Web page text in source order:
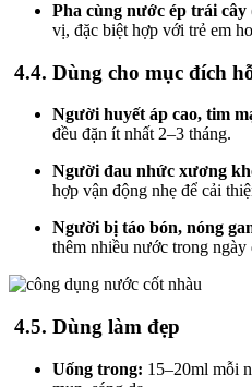
Pha cùng nước ép trái cây
vị, đặc biệt hợp với trẻ em
4.4. Dùng cho mục đích
Người huyết áp cao, tim
đều đặn ít nhất 2–3 tháng.
Người đau nhức xương
hợp vận động nhẹ để cải
Người bị táo bón, nóng
thêm nhiều nước trong ngày
4.5. Dùng làm đẹp
Uống trong: 15–20ml mỗi